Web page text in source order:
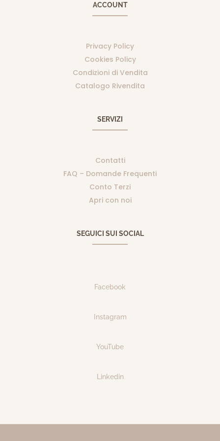
ACCOUNT
Privacy Policy
Cookies Policy
Condizioni di Vendita
Catalogo Rivendita
SERVIZI
Contatti
FAQ – Domande Frequenti
Conto Terzi
Apri con noi
SEGUICI SUI SOCIAL
Facebook
Instagram
YouTube
Linkedin